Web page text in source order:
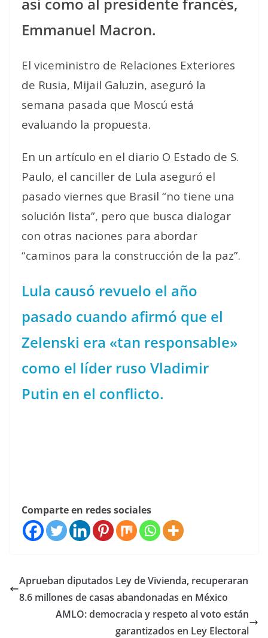
Emmanuel Macron.
El viceministro de Relaciones Exteriores
de Rusia, Mijail Galuzin, aseguró la
semana pasada que Moscú está
evaluando la propuesta.
En un artículo en el diario O Estado de S.
Paulo, el canciller de Lula aseguró el
pasado viernes que Brasil “no tiene una
solución lista”, pero que busca dialogar
con otras naciones para abordar
“caminos para la construcción de la paz”.
Lula causó revuelo el año
pasado cuando afirmó que el
Zelenski era «tan responsable»
como el líder ruso Vladimir
Putin en el conflicto.
Comparte en redes sociales
Aprueban diputados Ley de Vivienda, recuperaran
8.6 millones de casas abandonadas en México
AMLO: democracia y respeto al voto están
garantizados en Ley Electoral